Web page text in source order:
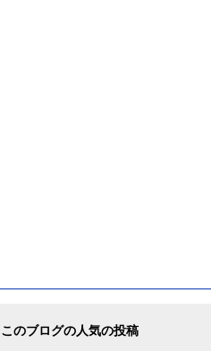
このブログの人気の投稿